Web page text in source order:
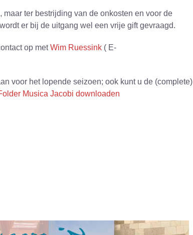
maar ter bestrijding van de onkosten en voor de
er bij de uitgang wel een vrije gift gevraagd.
op metWim Ruessink ( E-
voor het lopende seizoen; ook kunt u de (complete)
Musica Jacobi downloaden